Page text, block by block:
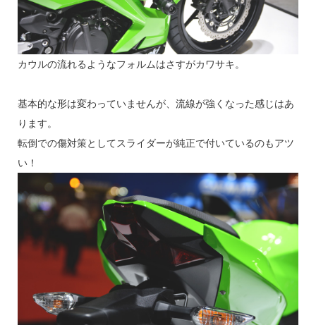
カウルの流れるようなフォルムはさすがカワサキ。
基本的な形は変わっていませんが、流線が強くなった感じはあ
ります。
転倒での傷対策としてスライダーが純正で付いているのもアツ
い！